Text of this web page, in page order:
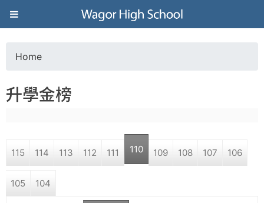
Jump to navigation
葳
格
高
學
o
a
r
Home
升學金榜
115 114 113 112 111 110 109 108 107 106
105 104